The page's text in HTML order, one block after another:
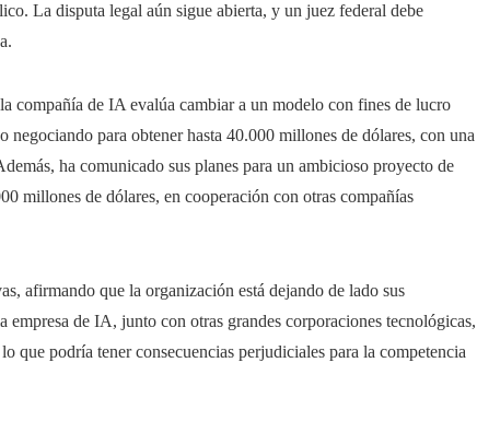
La disputa legal aún sigue abierta, y un juez federal debe
compañía de IA evalúa cambiar a un modelo con fines de lucro
negociando para obtener hasta 40.000 millones de dólares, con una
ha comunicado sus planes para un ambicioso proyecto de
millones de dólares, en cooperación con otras compañías
afirmando que la organización está dejando de lado sus
de IA, junto con otras grandes corporaciones tecnológicas,
que podría tener consecuencias perjudiciales para la competencia